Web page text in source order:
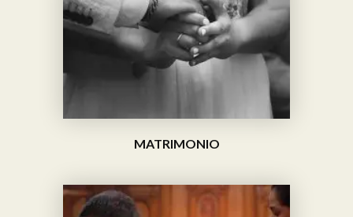
MATRIMONIO